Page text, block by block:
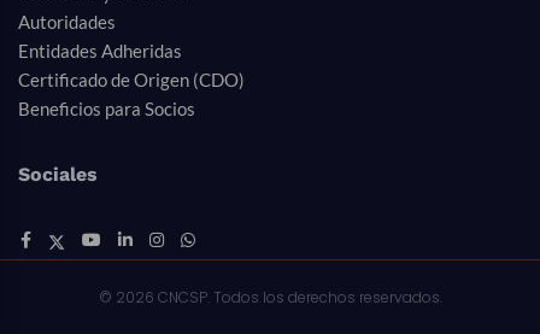
Autoridades
Entidades Adheridas
Certificado de Origen (CDO)
Beneficios para Socios
Sociales
© 2026 CNCSP. Todos los derechos reservados.